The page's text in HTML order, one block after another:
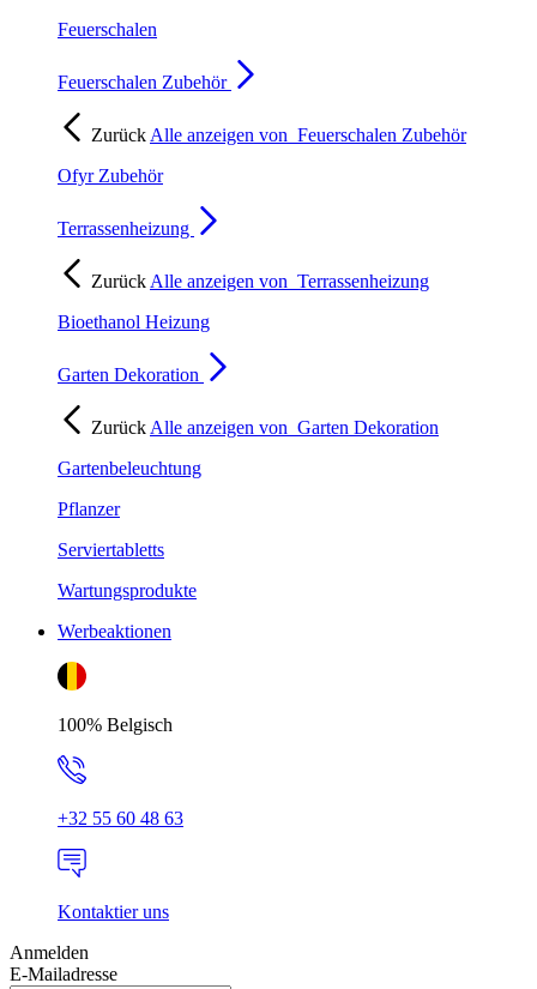
Feuerschalen
Feuerschalen Zubehör
Zurück Alle anzeigen von Feuerschalen Zubehör
Ofyr Zubehör
Terrassenheizung
Zurück Alle anzeigen von Terrassenheizung
Bioethanol Heizung
Garten Dekoration
Zurück Alle anzeigen von Garten Dekoration
Gartenbeleuchtung
Pflanzer
Serviertabletts
Wartungsprodukte
Werbeaktionen
100% Belgisch
+32 55 60 48 63
Kontaktier uns
Anmelden
E-Mailadresse